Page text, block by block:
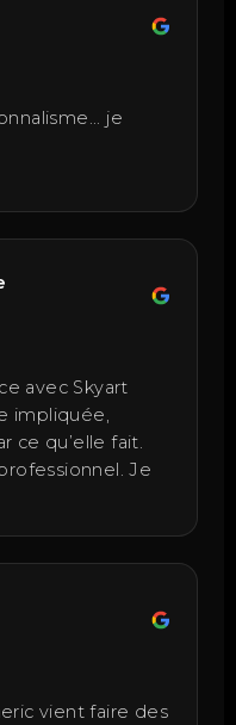
je
avec Skyart
impliquée,
ce qu’elle fait.
Je
vient faire des